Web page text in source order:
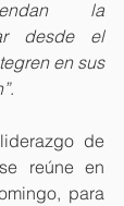
la
desde el
en sus
.
de
reúne en
para